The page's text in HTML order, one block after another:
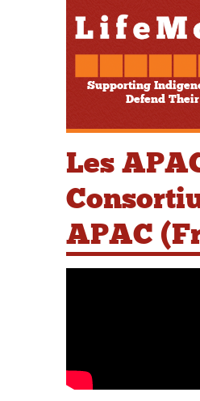
Supporting
Defend
Les
APAC